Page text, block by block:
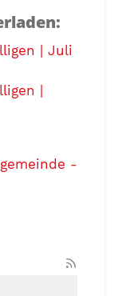
| Juli
|
-